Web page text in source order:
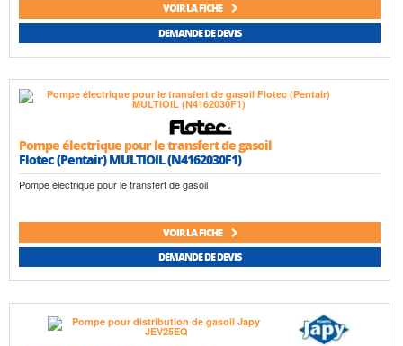
VOIR LA FICHE
DEMANDE DE DEVIS
Pompe électrique pour le transfert de gasoil
Flotec (Pentair) MULTIOIL (N4162030F1)
Pompe électrique pour le transfert de gasoil
VOIR LA FICHE
DEMANDE DE DEVIS